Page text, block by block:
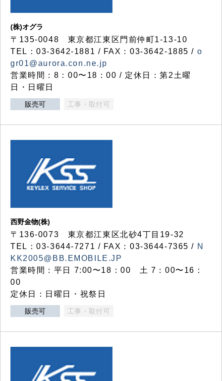
(株)オグラ
〒135-0048 東京都江東区門前仲町1-13-10
TEL：03-3642-1881 / FAX：03-3642-1885 / o
gr01@aurora.con.ne.jp
営業時間：8：00〜18：00 / 定休日：第2土曜
日・日曜日
販売可 工事・取付可
西野金物(株)
〒136-0073 東京都江東区北砂4丁目19-32
TEL：03‐3644‐7271 / FAX：03-3644-7365 / N
KK2005@BB.EMOBILE.JP
営業時間：平日 7:00〜18：00 土 7：00〜16：
00
定休日：日曜日・祝祭日
販売可 工事・取付可